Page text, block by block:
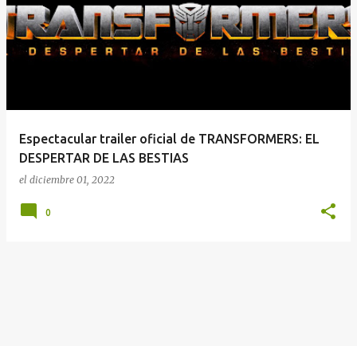
n
t
r
Espectacular trailer oficial de TRANSFORMERS: EL
DESPERTAR DE LAS BESTIAS
el diciembre 01, 2022
0